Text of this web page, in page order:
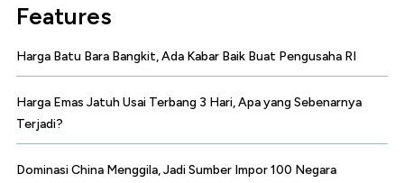
Features
Harga Batu Bara Bangkit, Ada Kabar Baik Buat Pengusaha RI
Harga Emas Jatuh Usai Terbang 3 Hari, Apa yang Sebenarnya
Terjadi?
Dominasi China Menggila, Jadi Sumber Impor 100 Negara